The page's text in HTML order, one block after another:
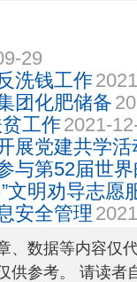
29
洗钱工作
团化肥储备
工作2021-
展党建共学活
与第52届世
文明劝导志愿
安全管理
、数据等内容仅
供参考。 请读者